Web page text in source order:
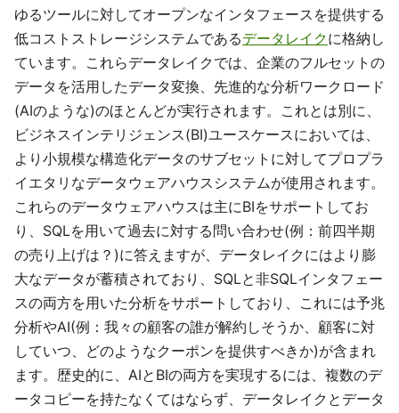
ゆるツールに対してオープンなインタフェースを提供する
低コストストレージシステムであるデータレイクに格納し
ています。これらデータレイクでは、企業のフルセットの
データを活用したデータ変換、先進的な分析ワークロード
(AIのような)のほとんどが実行されます。これとは別に、
ビジネスインテリジェンス(BI)ユースケースにおいては、
より小規模な構造化データのサブセットに対してプロプラ
イエタリなデータウェアハウスシステムが使用されます。
これらのデータウェアハウスは主にBIをサポートしてお
り、SQLを用いて過去に対する問い合わせ(例：前四半期
の売り上げは？)に答えますが、データレイクにはより膨
大なデータが蓄積されており、SQLと非SQLインタフェー
スの両方を用いた分析をサポートしており、これには予兆
分析やAI(例：我々の顧客の誰が解約しそうか、顧客に対
していつ、どのようなクーポンを提供すべきか)が含まれ
ます。歴史的に、AIとBIの両方を実現するには、複数のデ
ータコピーを持たなくてはならず、データレイクとデータ